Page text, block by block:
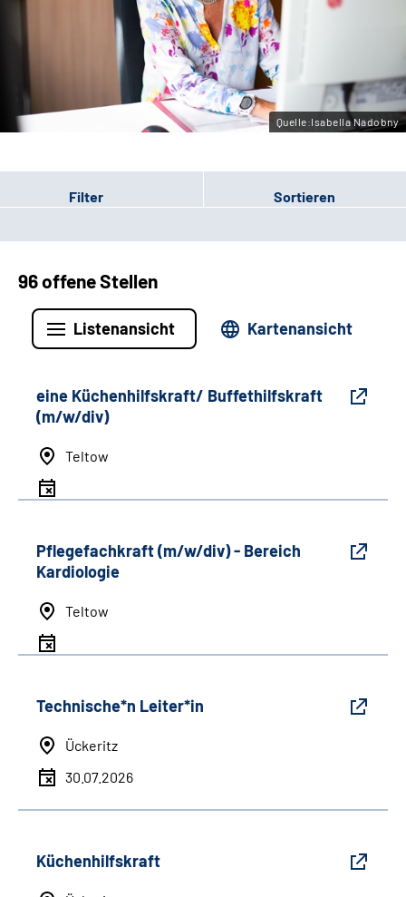
Gebärdensprache
Leichte Sprache
Quelle:Isabella Nadobny
Filter Sortieren
96 offene Stellen
Listenansicht Kartenansicht
eine Küchenhilfskraft/ Buffethilfskraft
(m/w/div)
Teltow
Pflegefachkraft (m/w/div) - Bereich
Kardiologie
Teltow
Technische*n Leiter*in
Ückeritz
30.07.2026
Küchenhilfskraft